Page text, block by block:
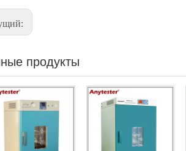
продукты